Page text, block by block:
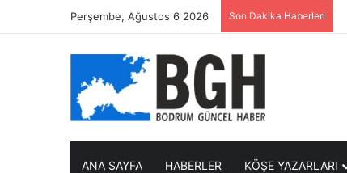
Perşembe, Ağustos 6 2026 Son Dakika Haberleri
ANA SAYFA HABERLER KÖŞE YAZARLARI